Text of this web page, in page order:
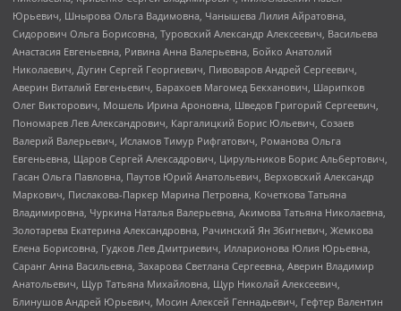
Юрьевич, Шнырова Ольга Вадимовна, Чанышева Лилия Айратовна,
Сидорович Ольга Борисовна, Туровский Александр Алексеевич, Васильева
Анастасия Евгеньевна, Ривина Анна Валерьевна, Бойко Анатолий
Николаевич, Дугин Сергей Георгиевич, Пивоваров Андрей Сергеевич,
Аверин Виталий Евгеньевич, Барахоев Магомед Бекханович, Шарипков
Олег Викторович, Мошель Ирина Ароновна, Шведов Григорий Сергеевич,
Пономарев Лев Александрович, Каргалицкий Борис Юльевич, Созаев
Валерий Валерьевич, Исламов Тимур Рифгатович, Романова Ольга
Евгеньевна, Щаров Сергей Алексадрович, Цирульников Борис Альбертович,
Гасан Ольга Павловна, Паутов Юрий Анатольевич, Верховский Александр
Маркович, Пислакова-Паркер Марина Петровна, Кочеткова Татьяна
Владимировна, Чуркина Наталья Валерьевна, Акимова Татьяна Николаевна,
Золотарева Екатерина Александровна, Рачинский Ян Збигневич, Жемкова
Елена Борисовна, Гудков Лев Дмитриевич, Илларионова Юлия Юрьевна,
Саранг Анна Васильевна, Захарова Светлана Сергеевна, Аверин Владимир
Анатольевич, Щур Татьяна Михайловна, Щур Николай Алексеевич,
Блинушов Андрей Юрьевич, Мосин Алексей Геннадьевич, Гефтер Валентин